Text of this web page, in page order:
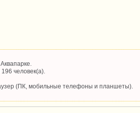
человек(а).
(ПК, мобильные телефоны и планшеты).